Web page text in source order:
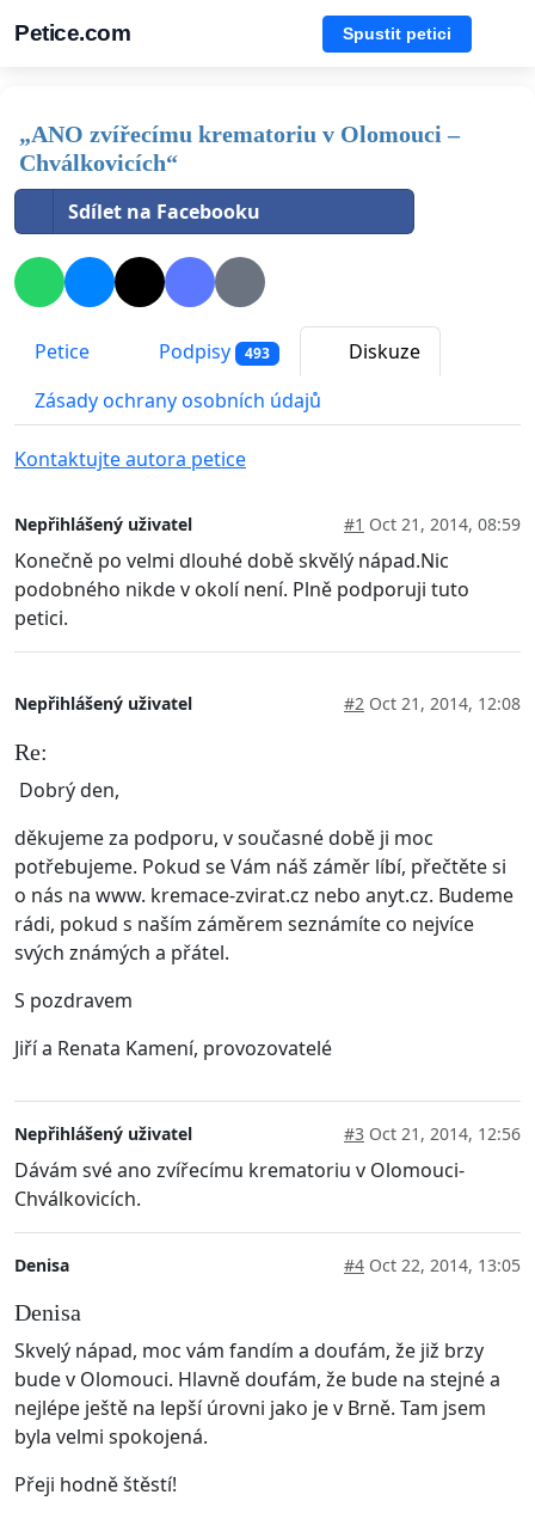
Petice.com Spustit petici
„ANO zvířecímu krematoriu v Olomouci –
Chválkovicích“
Sdílet na Facebooku
Petice Podpisy 493
Diskuze
Zásady ochrany osobních údajů
Kontaktujte autora petice
Nepřihlášený uživatel #1 Oct 21, 2014, 08:59
Konečně po velmi dlouhé době skvělý nápad.Nic
podobného nikde v okolí není. Plně podporuji tuto
petici.
Nepřihlášený uživatel #2 Oct 21, 2014, 12:08
Re:
Dobrý den,
děkujeme za podporu, v současné době ji moc
potřebujeme. Pokud se Vám náš záměr líbí, přečtěte si
o nás na www. kremace-zvirat.cz nebo anyt.cz. Budeme
rádi, pokud s naším záměrem seznámíte co nejvíce
svých známých a přátel.
S pozdravem
Jiří a Renata Kamení, provozovatelé
Nepřihlášený uživatel #3 Oct 21, 2014, 12:56
Dávám své ano zvířecímu krematoriu v Olomouci-
Chválkovicích.
Denisa #4 Oct 22, 2014, 13:05
Denisa
Skvelý nápad, moc vám fandím a doufám, že již brzy
bude v Olomouci. Hlavně doufám, že bude na stejné a
nejlépe ještě na lepší úrovni jako je v Brně. Tam jsem
byla velmi spokojená.
Přeji hodně štěstí!